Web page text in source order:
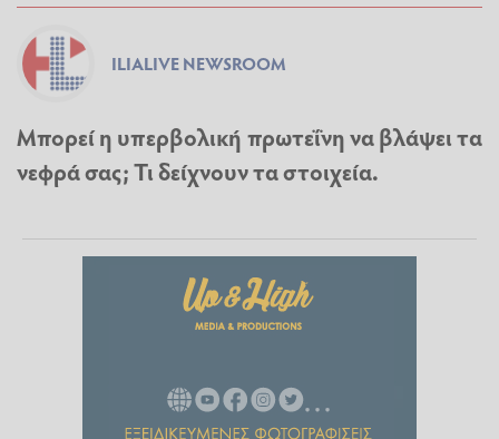
ILIALIVE NEWSROOM
Μπορεί η υπερβολική πρωτεΐνη να βλάψει τα
νεφρά σας; Τι δείχνουν τα στοιχεία.